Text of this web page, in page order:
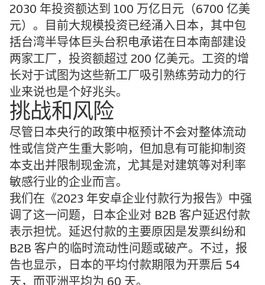
2030 年投资额达到 100 万亿日元（6700 亿美
元）。目前大规模投资已经涌入日本，其中包
括台湾半导体巨头台积电承诺在日本南部建设
两家工厂，投资额超过 200 亿美元。工资的增
长对于试图为这些新工厂吸引熟练劳动力的行
业来说也是个好兆头。
挑战和风险
尽管日本央行的政策中枢预计不会对整体流动
性或信贷产生重大影响，但加息有可能抑制资
本支出并限制现金流，尤其是对建筑等对利率
敏感行业的企业而言。
我们在《2023 年安卓企业付款行为报告》中强
调了这一问题，日本企业对 B2B 客户延迟付款
表示担忧。延迟付款的主要原因是发票纠纷和
B2B 客户的临时流动性问题或破产。不过，报
告也显示，日本的平均付款期限为开票后 54
天，而亚洲平均为 60 天。